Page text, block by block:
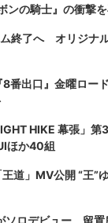
ンの騎士』の衝撃
終了へ オリジナ
番出口』金曜ロー
HIKE 幕張」第
ほか40組
道」MV公開 “王”
ソロデビュー 留置